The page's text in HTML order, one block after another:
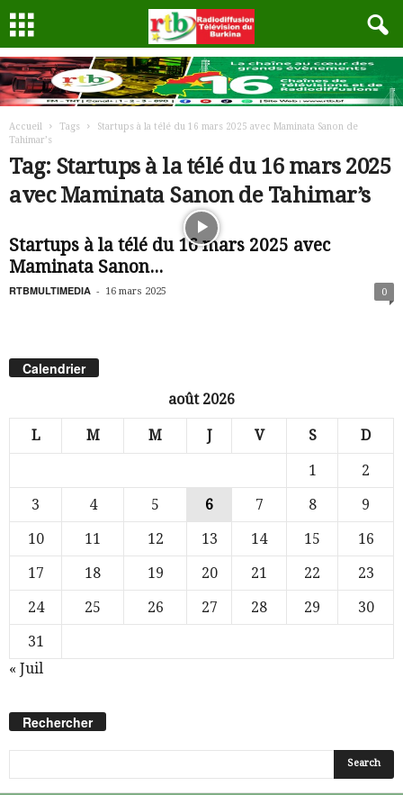
Accueil Tags
Startups à la télé du 16 mars 2025 avec Maminata Sanon de
Tahimar’s
Tag: Startups à la télé du 16 mars 2025
avec Maminata Sanon de Tahimar’s
Startups à la télé du 16 mars 2025 avec
Maminata Sanon...
RTBMULTIMEDIA - 16 mars 2025 0
Calendrier
août 2026
L M M J V S D
1
2
3
4 5 6 7 8
9
10
11 12 13 14 15
16
17
18 19 20 21 22
23
24
25 26 27 28 29
30
31
« Juil
Rechercher